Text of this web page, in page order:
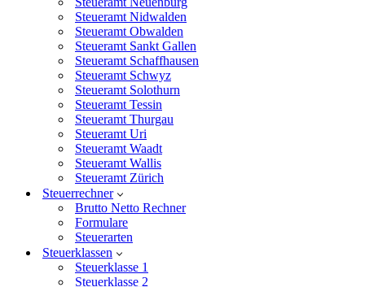
Steueramt Nidwalden
Steueramt Obwalden
Steueramt Sankt Gallen
Steueramt Schaffhausen
Steueramt Schwyz
Steueramt Solothurn
Steueramt Tessin
Steueramt Thurgau
Steueramt Uri
Steueramt Waadt
Steueramt Wallis
Steueramt Zürich
Steuerrechner
Brutto Netto Rechner
Formulare
Steuerarten
Steuerklassen
Steuerklasse 1
Steuerklasse 2